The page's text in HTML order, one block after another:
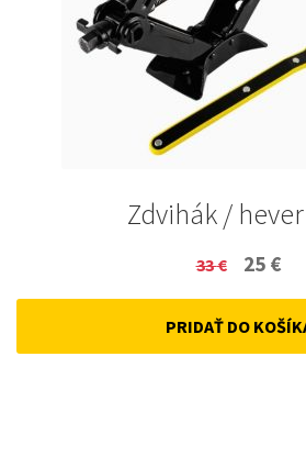
Zdvihák /
33€
Original
price
was:
25 €
is:
PRIDAŤ DO